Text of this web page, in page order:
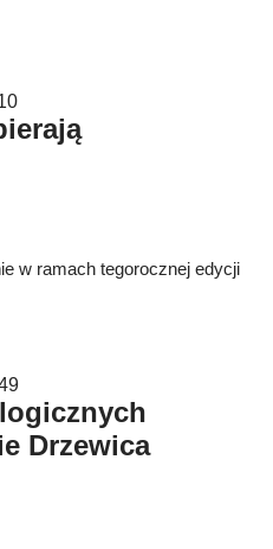
w ramach tegorocznej edycji
Drzewica